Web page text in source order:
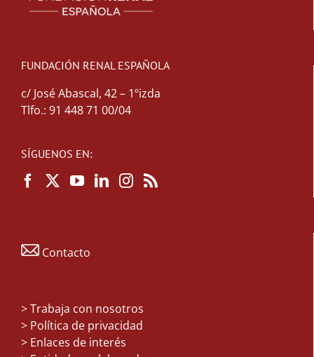
FUNDACIÓN RENAL ESPAÑOLA
c/ José Abascal, 42 – 1ºizda
Tlfo.: 91 448 71 00/04
SÍGUENOS EN:
Contacto
>Trabaja con nosotros
> Política de privacidad
> Enlaces de interés